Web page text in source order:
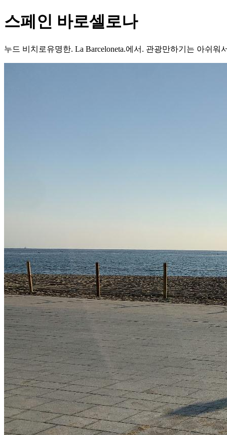
스페인 바로셀로나
누드 비치로유명한. La Barceloneta.에서. 관광만하기는 아쉬워